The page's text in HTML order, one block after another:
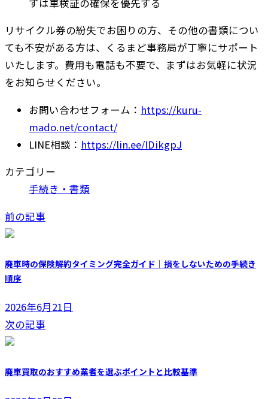
リサイクル券の紛失でお困りの方、その他の書類につい
ても不安がある方は、くるまど事務局が丁寧にサポート
いたします。費用も電話も不要で、まずはお気軽に状況
をお知らせください。
お問い合わせフォーム： https://kuru-
mado.net/contact/
LINE相談 ： https://lin.ee/IDikgpJ
カテゴリー
手続き・書類
前の記事
廃車時の保険解約タイミング完全ガイド｜損をしないための手続き
順序
2026年6月21日
次の記事
廃車買取のおすすめ業者を選ぶポイントと比較基準